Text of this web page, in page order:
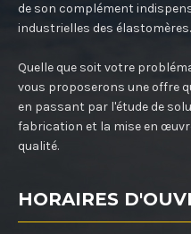
de son complément
industrielles des élastomères.
Quelle que soit votre
vous proposerons une offre
en passant par l'étude de
fabrication et la mise en
qualité.
HORAIRES